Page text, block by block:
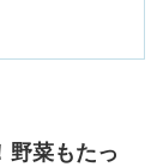
野菜もたっ